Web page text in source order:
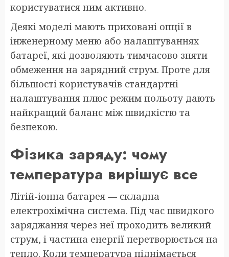
користуватися ним активно.
Деякі моделі мають приховані опції в
інженерному меню або налаштуваннях
батареї, які дозволяють тимчасово зняти
обмеження на зарядний струм. Проте для
більшості користувачів стандартні
налаштування плюс режим польоту дають
найкращий баланс між швидкістю та
безпекою.
Фізика заряду: чому
температура вирішує все
Літій-іонна батарея — складна
електрохімічна система. Під час швидкого
заряджання через неї проходить великий
струм, і частина енергії перетворюється на
тепло. Коли температура піднімається